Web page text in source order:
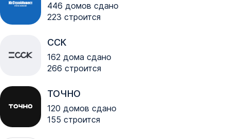
446 домов сдано
223 строится
ССК
162 дома сдано
266 строится
ТОЧНО
120 домов сдано
155 строится